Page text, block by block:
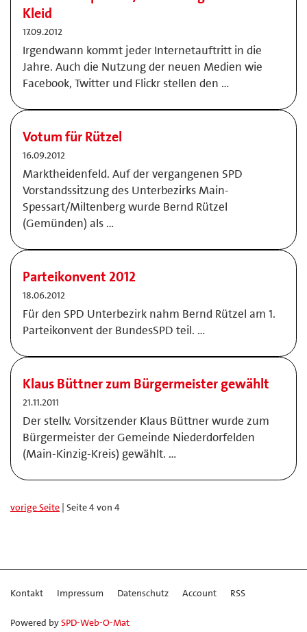
Kleid
17.09.2012
Irgendwann kommt jeder Internetauftritt in die
Jahre. Auch die Nutzung der neuen Medien wie
Facebook, Twitter und Flickr stellen den …
Votum für Rützel
16.09.2012
Marktheidenfeld. Auf der vergangenen SPD
Vorstandssitzung des Unterbezirks Main-
Spessart/Miltenberg wurde Bernd Rützel
(Gemünden) als …
Parteikonvent 2012
18.06.2012
Für den SPD Unterbezirk nahm Bernd Rützel am 1.
Parteikonvent der BundesSPD teil. …
Klaus Büttner zum Bürgermeister gewählt
21.11.2011
Der stellv. Vorsitzender Klaus Büttner wurde zum
Bürgermeister der Gemeinde Niederdorfelden
(Main-Kinzig-Kreis) gewählt. …
vorige Seite | Seite 4 von 4
Kontakt Impressum Datenschutz Account RSS
Powered bySPD-Web-O-Mat